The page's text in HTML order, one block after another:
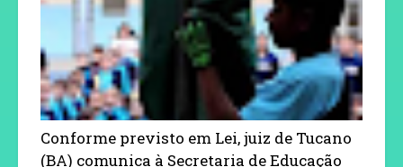
Conforme previsto em Lei, juiz de Tucano
(BA) comunica à Secretaria de Educação